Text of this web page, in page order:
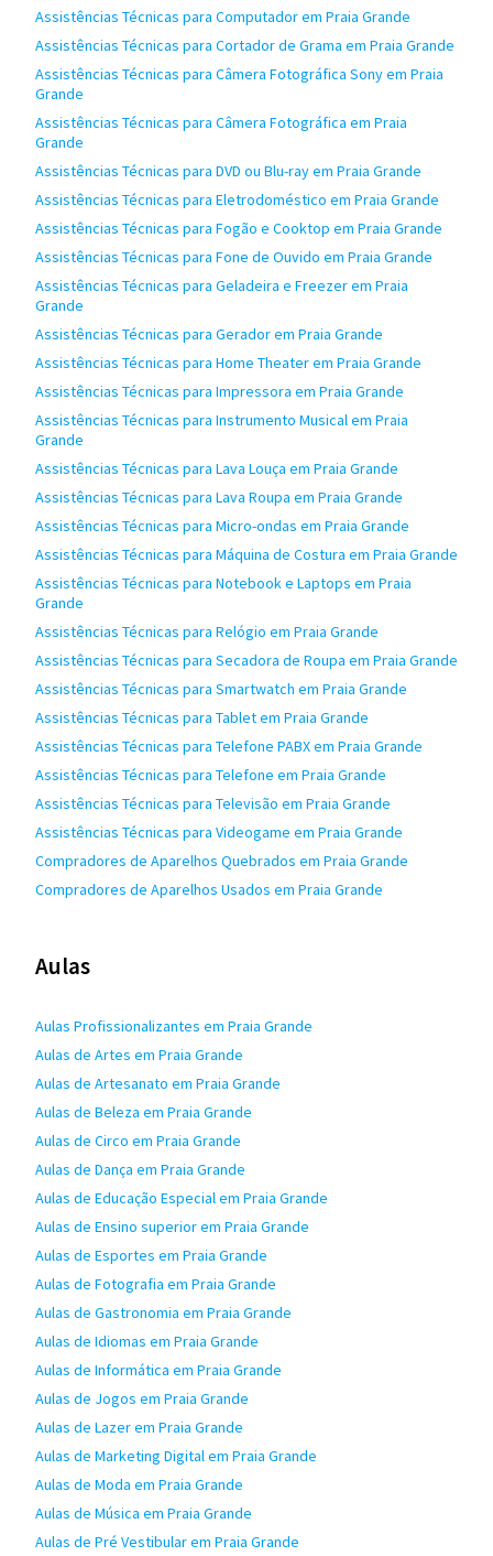
Assistências Técnicas para Computador em Praia Grande
Assistências Técnicas para Cortador de Grama em Praia Grande
Assistências Técnicas para Câmera Fotográfica Sony em Praia
Grande
Assistências Técnicas para Câmera Fotográfica em Praia
Grande
Assistências Técnicas para DVD ou Blu-ray em Praia Grande
Assistências Técnicas para Eletrodoméstico em Praia Grande
Assistências Técnicas para Fogão e Cooktop em Praia Grande
Assistências Técnicas para Fone de Ouvido em Praia Grande
Assistências Técnicas para Geladeira e Freezer em Praia
Grande
Assistências Técnicas para Gerador em Praia Grande
Assistências Técnicas para Home Theater em Praia Grande
Assistências Técnicas para Impressora em Praia Grande
Assistências Técnicas para Instrumento Musical em Praia
Grande
Assistências Técnicas para Lava Louça em Praia Grande
Assistências Técnicas para Lava Roupa em Praia Grande
Assistências Técnicas para Micro-ondas em Praia Grande
Assistências Técnicas para Máquina de Costura em Praia Grande
Assistências Técnicas para Notebook e Laptops em Praia
Grande
Assistências Técnicas para Relógio em Praia Grande
Assistências Técnicas para Secadora de Roupa em Praia Grande
Assistências Técnicas para Smartwatch em Praia Grande
Assistências Técnicas para Tablet em Praia Grande
Assistências Técnicas para Telefone PABX em Praia Grande
Assistências Técnicas para Telefone em Praia Grande
Assistências Técnicas para Televisão em Praia Grande
Assistências Técnicas para Videogame em Praia Grande
Compradores de Aparelhos Quebrados em Praia Grande
Compradores de Aparelhos Usados em Praia Grande
Aulas
Aulas Profissionalizantes em Praia Grande
Aulas de Artes em Praia Grande
Aulas de Artesanato em Praia Grande
Aulas de Beleza em Praia Grande
Aulas de Circo em Praia Grande
Aulas de Dança em Praia Grande
Aulas de Educação Especial em Praia Grande
Aulas de Ensino superior em Praia Grande
Aulas de Esportes em Praia Grande
Aulas de Fotografia em Praia Grande
Aulas de Gastronomia em Praia Grande
Aulas de Idiomas em Praia Grande
Aulas de Informática em Praia Grande
Aulas de Jogos em Praia Grande
Aulas de Lazer em Praia Grande
Aulas de Marketing Digital em Praia Grande
Aulas de Moda em Praia Grande
Aulas de Música em Praia Grande
Aulas de Pré Vestibular em Praia Grande